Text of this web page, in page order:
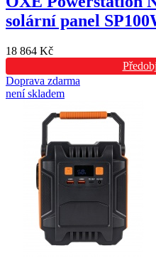
solární panel
18 864 Kč
Doprava zdarma
není skladem